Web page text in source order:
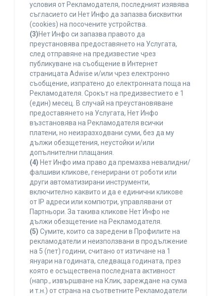
условия от Рекламодателя, последният изявява
съгласието си Нет Инфо да запазва бисквитки
(cookies) на посочените устройства.
(3)Нет Инфо си запазва правото да
преустановява предоставянето на Услугата,
след отправяне на предизвестие чрез
публикуване на съобщение в Интернет
страницата Adwise и/или чрез електронно
съобщение, изпратено до електронната поща на
Рекламодателя. Срокът на предизвестието е 1
(един) месец. В случай на преустановяване
предоставянето на Услугата, Нет Инфо
възстановява на Рекламодателя всички
платени, но неизразходвани суми, без да му
дължи обезщетения, неустойки и/или
допълнителни плащания.
(4) Нет Инфо има право да премахва невалидни/
фалшиви кликове, генерирани от роботи или
други автоматизирани инструменти,
включително каквито и да е единични кликове
от IP адреси или компютри, управлявани от
Партньори. За такива кликове Нет Инфо не
дължи обезщетение на Рекламодателя.
(5) Сумите, които са заредени в Профилите на
рекламодатели и неизползвани в продължение
на 5 (пет) години, считано от изтичане на 1
януари на годината, следваща годината, през
която е осъществена последната активност
(напр., извършване на Клик, зареждане на сума
и т.н.) от страна на съответните Рекламодатели